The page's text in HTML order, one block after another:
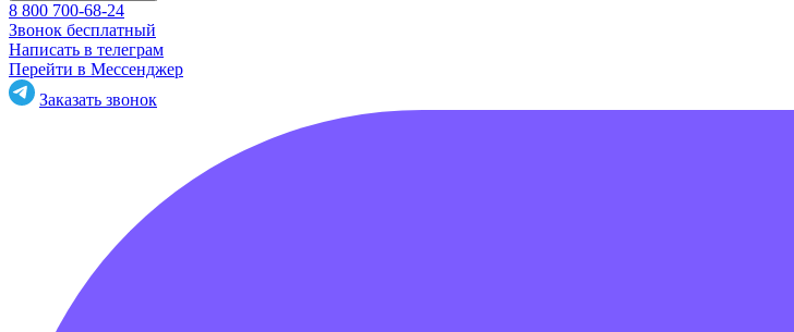
8 800 700-68-24
Звонок бесплатный
Написать в телеграм
Перейти в Мессенджер
Заказать звонок